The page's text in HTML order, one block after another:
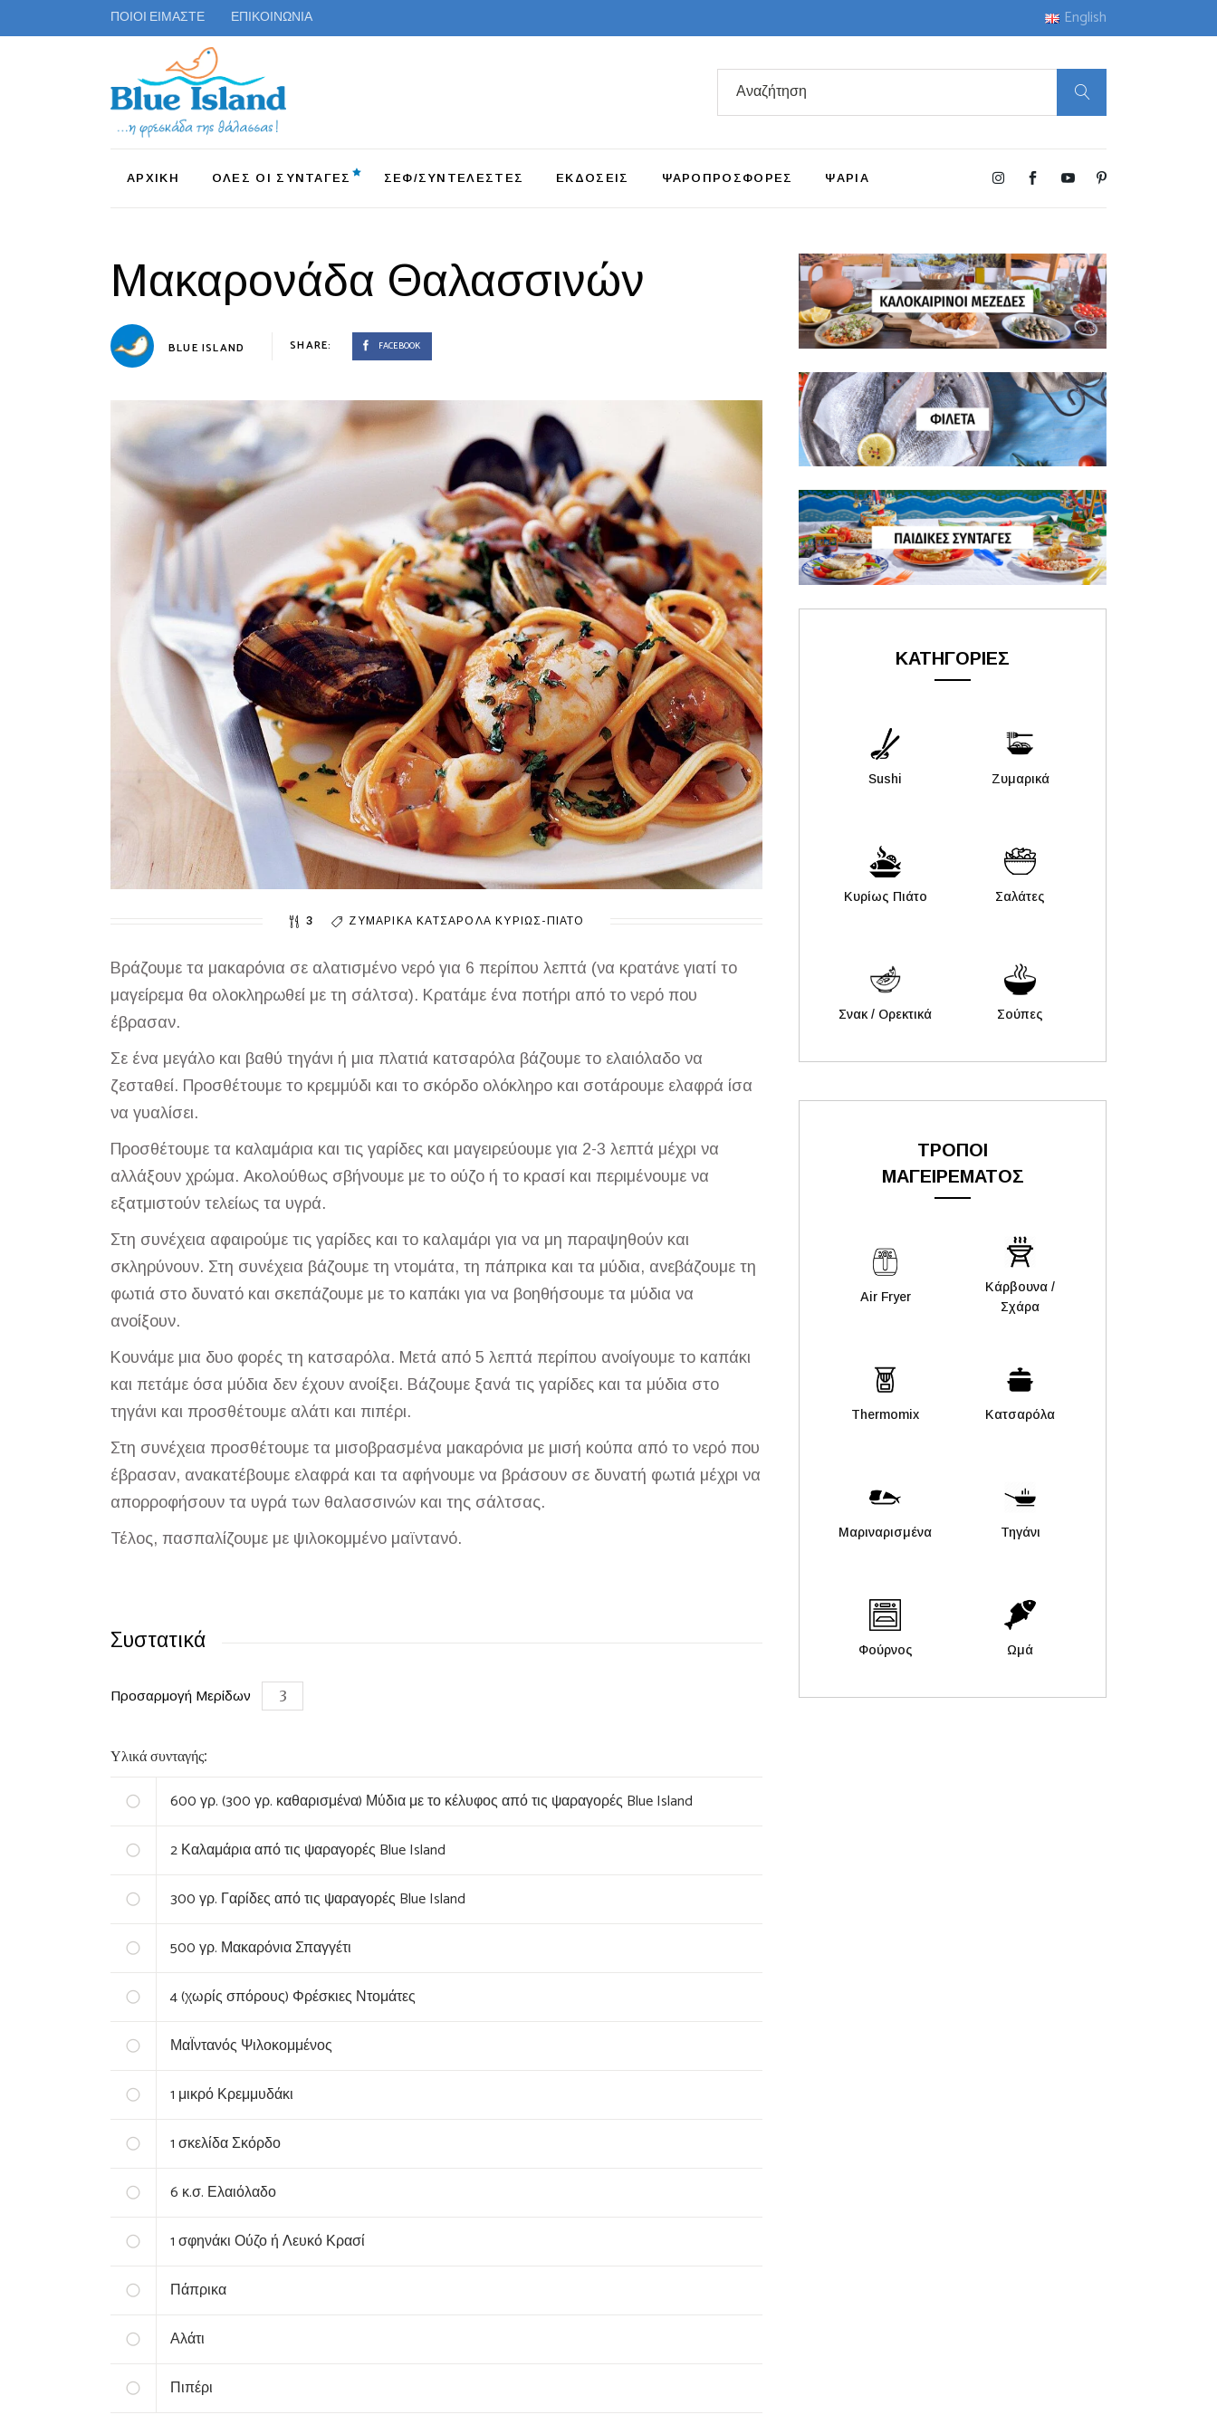
ΠΟΙΟΙ ΕΙΜΑΣΤΕ ΕΠΙΚΟΙΝΩΝΙΑ English
Search
ΑΡΧΙΚΗ ΟΛΕΣ ΟΙ ΣΥΝΤΑΓΕΣ ΣΕΦ/ΣΥΝΤΕΛΕΣΤΕΣ ΕΚΔΟΣΕΙΣ ΨΑΡΟΠΡΟΣΦΟΡΕΣ ΨΑΡΙΑ
Μακαρονάδα Θαλασσινών
BLUE ISLAND SHARE: FACEBOOK
3 ΖΥΜΑΡΙΚΆ ΚΑΤΣΑΡΌΛΑ ΚΥΡΊΩΣ-ΠΙΆΤΟ
Βράζουμε τα μακαρόνια σε αλατισμένο νερό για 6 περίπου λεπτά (να κρατάνε γιατί το
μαγείρεμα θα ολοκληρωθεί με τη σάλτσα). Κρατάμε ένα ποτήρι από το νερό που
έβρασαν.
Σε ένα μεγάλο και βαθύ τηγάνι ή μια πλατιά κατσαρόλα βάζουμε το ελαιόλαδο να
ζεσταθεί. Προσθέτουμε το κρεμμύδι και το σκόρδο ολόκληρο και σοτάρουμε ελαφρά ίσα
να γυαλίσει.
Προσθέτουμε τα καλαμάρια και τις γαρίδες και μαγειρεύουμε για 2-3 λεπτά μέχρι να
αλλάξουν χρώμα. Ακολούθως σβήνουμε με το ούζο ή το κρασί και περιμένουμε να
εξατμιστούν τελείως τα υγρά.
Στη συνέχεια αφαιρούμε τις γαρίδες και το καλαμάρι για να μη παραψηθούν και
σκληρύνουν. Στη συνέχεια βάζουμε τη ντομάτα, τη πάπρικα και τα μύδια, ανεβάζουμε τη
φωτιά στο δυνατό και σκεπάζουμε με το καπάκι για να βοηθήσουμε τα μύδια να
ανοίξουν.
Κουνάμε μια δυο φορές τη κατσαρόλα. Μετά από 5 λεπτά περίπου ανοίγουμε το καπάκι
και πετάμε όσα μύδια δεν έχουν ανοίξει. Βάζουμε ξανά τις γαρίδες και τα μύδια στο
τηγάνι και προσθέτουμε αλάτι και πιπέρι.
Στη συνέχεια προσθέτουμε τα μισοβρασμένα μακαρόνια με μισή κούπα από το νερό που
έβρασαν, ανακατέβουμε ελαφρά και τα αφήνουμε να βράσουν σε δυνατή φωτιά μέχρι να
απορροφήσουν τα υγρά των θαλασσινών και της σάλτσας.
Τέλος, πασπαλίζουμε με ψιλοκομμένο μαϊντανό.
Συστατικά
Προσαρμογή Μερίδων
Υλικά συνταγής:
600γρ. (300 γρ. καθαρισμένα) Μύδια με το κέλυφος από τις ψαραγορές Blue Island
2Καλαμάρια από τις ψαραγορές Blue Island
300
γρ. ‏Γαρίδες από τις ψαραγορές Blue Island
500
γρ. ‏Μακαρόνια Σπαγγέτι
4
(χωρίς σπόρους) ‏Φρέσκιες Ντομάτες
ΜαΪντανός Ψιλοκομμένος
1
μικρό ‏Κρεμμυδάκι
1
σκελίδα ‏Σκόρδο
6 κ.σ. Ελαιόλαδο
1
σφηνάκι ‏Ούζο ή Λευκό Κρασί
Πάπρικα
Αλάτι
Πιπέρι
ΚΑΤΗΓΟΡΙΕΣ
Sushi Ζυμαρικά
Κυρίως Πιάτο Σαλάτες
Σνακ / Ορεκτικά Σούπες
ΤΡΟΠΟΙ
ΜΑΓΕΙΡΕΜΑΤΟΣ
Air Fryer
Kάρβουνα /
Σχάρα
Thermomix Κατσαρόλα
Μαριναρισμένα Τηγάνι
Φούρνος Ωμά